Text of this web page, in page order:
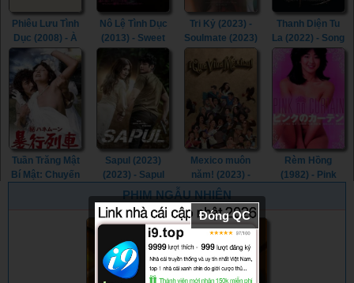
Phiêu Lưu Tình
Dục (2008) - À
l’aventure
(2008)
Nô Lệ Tình Dục
(2013) - Sweet
Tri Kỷ (2023) -
Soulmate (2023)
Thanh Diện Tu
La (2022) - Song
of the
Assassins
(2022)
Tuần Trăng Mật
Bí Mật: Chuyến
Sapul (2023)
(2023) - Sapul
(2023) (2023)
Mexico muôn
năm! (2023) -
¡Que Viva
México! (2023)
Rèm Hồng
(1982) - Pink
PHIM NGẪU NHIÊN
Đóng QC